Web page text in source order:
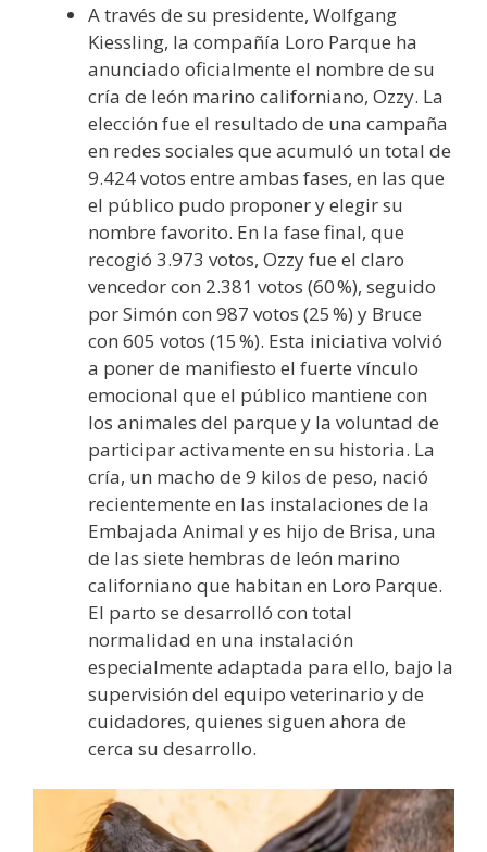
A través de su presidente, Wolfgang
Kiessling, la compañía Loro Parque ha
anunciado oficialmente el nombre de su
cría de león marino californiano, Ozzy. La
elección fue el resultado de una campaña
en redes sociales que acumuló un total de
9.424 votos entre ambas fases, en las que
el público pudo proponer y elegir su
nombre favorito. En la fase final, que
recogió 3.973 votos, Ozzy fue el claro
vencedor con 2.381 votos (60 %), seguido
por Simón con 987 votos (25 %) y Bruce
con 605 votos (15 %). Esta iniciativa volvió
a poner de manifiesto el fuerte vínculo
emocional que el público mantiene con
los animales del parque y la voluntad de
participar activamente en su historia. La
cría, un macho de 9 kilos de peso, nació
recientemente en las instalaciones de la
Embajada Animal y es hijo de Brisa, una
de las siete hembras de león marino
californiano que habitan en Loro Parque.
El parto se desarrolló con total
normalidad en una instalación
especialmente adaptada para ello, bajo la
supervisión del equipo veterinario y de
cuidadores, quienes siguen ahora de
cerca su desarrollo.